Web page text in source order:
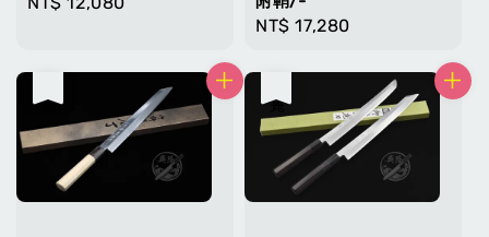
Regular
NT$ 17,280